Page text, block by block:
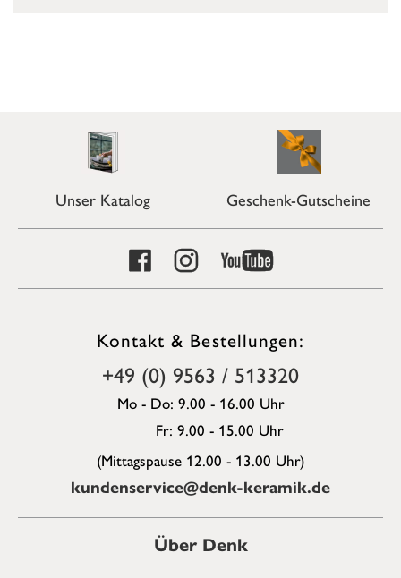
Unser Katalog Geschenk-Gutscheine
Kontakt & Bestellungen:
+49 (0) 9563 / 513320
Mo - Do: 9.00 - 16.00 Uhr
Fr: 9.00 - 15.00 Uhr
(Mittagspause 12.00 - 13.00 Uhr)
kundenservice@denk-keramik.de
Über Denk